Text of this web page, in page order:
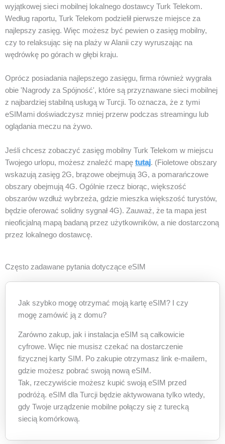
wyjątkowej sieci mobilnej lokalnego dostawcy Turk Telekom.
Według raportu, Turk Telekom podzielił pierwsze miejsce za
najlepszy zasięg. Więc możesz być pewien o zasięg mobilny,
czy to relaksując się na plaży w Alanii czy wyruszając na
wędrówkę po górach w głębi kraju.
Oprócz posiadania najlepszego zasięgu, firma również wygrała
obie 'Nagrody za Spójność', które są przyznawane sieci mobilnej
z najbardziej stabilną usługą w Turcji. To oznacza, że z tymi
eSIMami doświadczysz mniej przerw podczas streamingu lub
oglądania meczu na żywo.
Jeśli chcesz zobaczyć zasięg mobilny Turk Telekom w miejscu
Twojego urlopu, możesz znaleźć mapę tutaj. (Fioletowe obszary
wskazują zasięg 2G, brązowe obejmują 3G, a pomarańczowe
obszary obejmują 4G. Ogólnie rzecz biorąc, większość
obszarów wzdłuż wybrzeża, gdzie mieszka większość turystów,
będzie oferować solidny sygnał 4G). Zauważ, że ta mapa jest
nieoficjalną mapą badaną przez użytkowników, a nie dostarczoną
przez lokalnego dostawcę.
Często zadawane pytania dotyczące eSIM
Jak szybko mogę otrzymać moją kartę eSIM? I czy
mogę zamówić ją z domu?
Zarówno zakup, jak i instalacja eSIM są całkowicie
cyfrowe. Więc nie musisz czekać na dostarczenie
fizycznej karty SIM. Po zakupie otrzymasz link e-mailem,
gdzie możesz pobrać swoją nową eSIM.
Tak, rzeczywiście możesz kupić swoją eSIM przed
podróżą. eSIM dla Turcji będzie aktywowana tylko wtedy,
gdy Twoje urządzenie mobilne połączy się z turecką
siecią komórkową.